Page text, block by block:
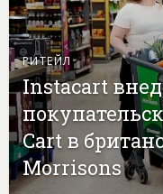
РИТЕЙЛ
Instacart
Cart в
Morrisons